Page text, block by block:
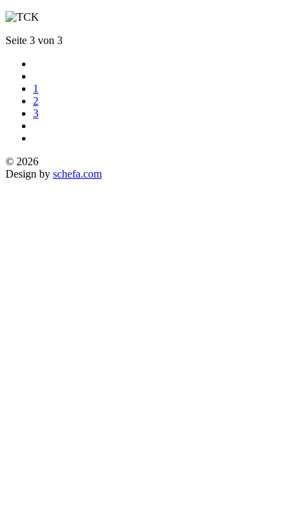
Seite 3 von 3
1
2
3
© 2026
Design by schefa.com